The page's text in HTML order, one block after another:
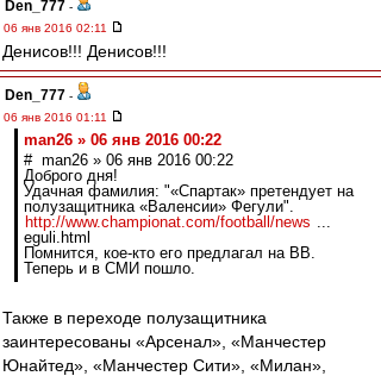
Den_777 -
06 янв 2016 02:11
Денисов!!! Денисов!!!
Den_777 -
06 янв 2016 01:11
man26 » 06 янв 2016 00:22
# man26 » 06 янв 2016 00:22
Доброго дня!
Удачная фамилия: "«Спартак» претендует на
полузащитника «Валенсии» Фегули".
http://www.championat.com/football/news ...
eguli.html
Помнится, кое-кто его предлагал на ВВ.
Теперь и в СМИ пошло.
Также в переходе полузащитника
заинтересованы «Арсенал», «Манчестер
Юнайтед», «Манчестер Сити», «Милан»,